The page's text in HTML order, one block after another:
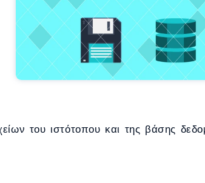
του ιστότοπου και της βάσης